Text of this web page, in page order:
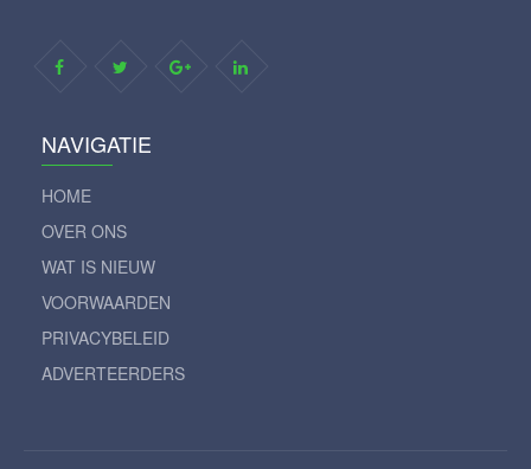
NAVIGATIE
HOME
OVER ONS
WAT IS NIEUW
VOORWAARDEN
PRIVACYBELEID
ADVERTEERDERS